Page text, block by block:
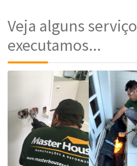
Veja alguns
executamos...